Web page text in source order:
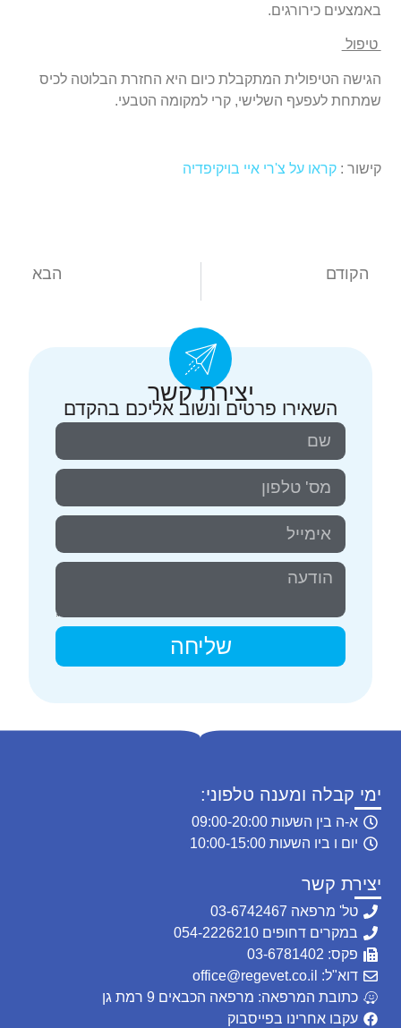
יצירת קשר
השאירו פרטים ונשוב אליכם בהקדם
שליחה
באמצעים כירורגים.
טיפול
הגישה הטיפולית המתקבלת כיום היא החזרת הבלוטה לכיס
שמתחת לעפעף השלישי, קרי למקומה הטבעי.
קישור :קראו על צ'רי איי בויקיפדיה
הקודם הבא
יצירת קשר
טל' מרפאה 03-6742467
במקרים דחופים 054-2226210
פקס: 03-6781402
דוא"ל: office@regevet.co.il
כתובת המרפאה: מרפאה הכבאים 9 רמת גן
עקבו אחרינו בפייסבוק
ימי קבלה ומענה טלפוני:
א-ה בין השעות 09:00-20:00
יום ו ביו השעות 10:00-15:00